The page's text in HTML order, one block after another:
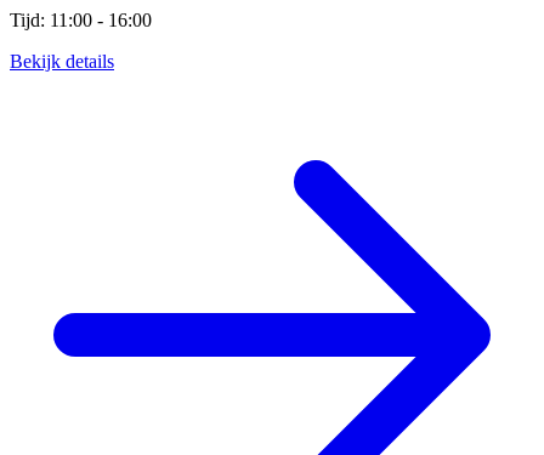
Tijd: 11:00 - 16:00
Bekijk details